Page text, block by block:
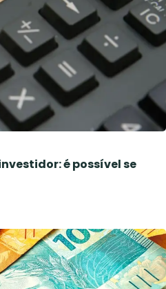
é possível se